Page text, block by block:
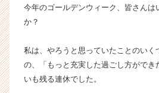
t
n
の
今年のゴールデンウィーク、皆さんは
か？
私は、やろうと思っていたことのいく
の、「もっと充実した過ごし方がで
いも残る連休でした。